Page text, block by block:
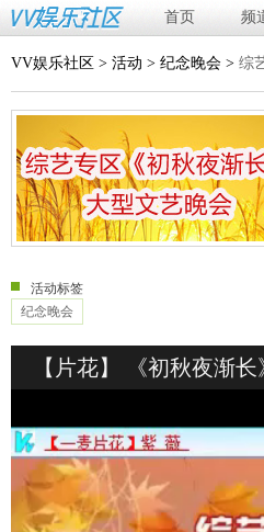
首页 频
VV娱乐社区 > 活动 > 纪念晚会 > 综
活动标签
纪念晚会
【片花】 《初秋夜渐